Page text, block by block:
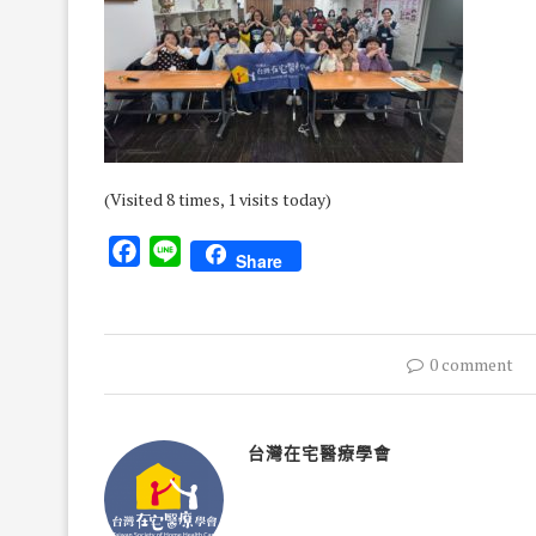
(Visited 8 times, 1 visits today)
Facebook
Line Share
0 comment
台灣在宅醫療學會